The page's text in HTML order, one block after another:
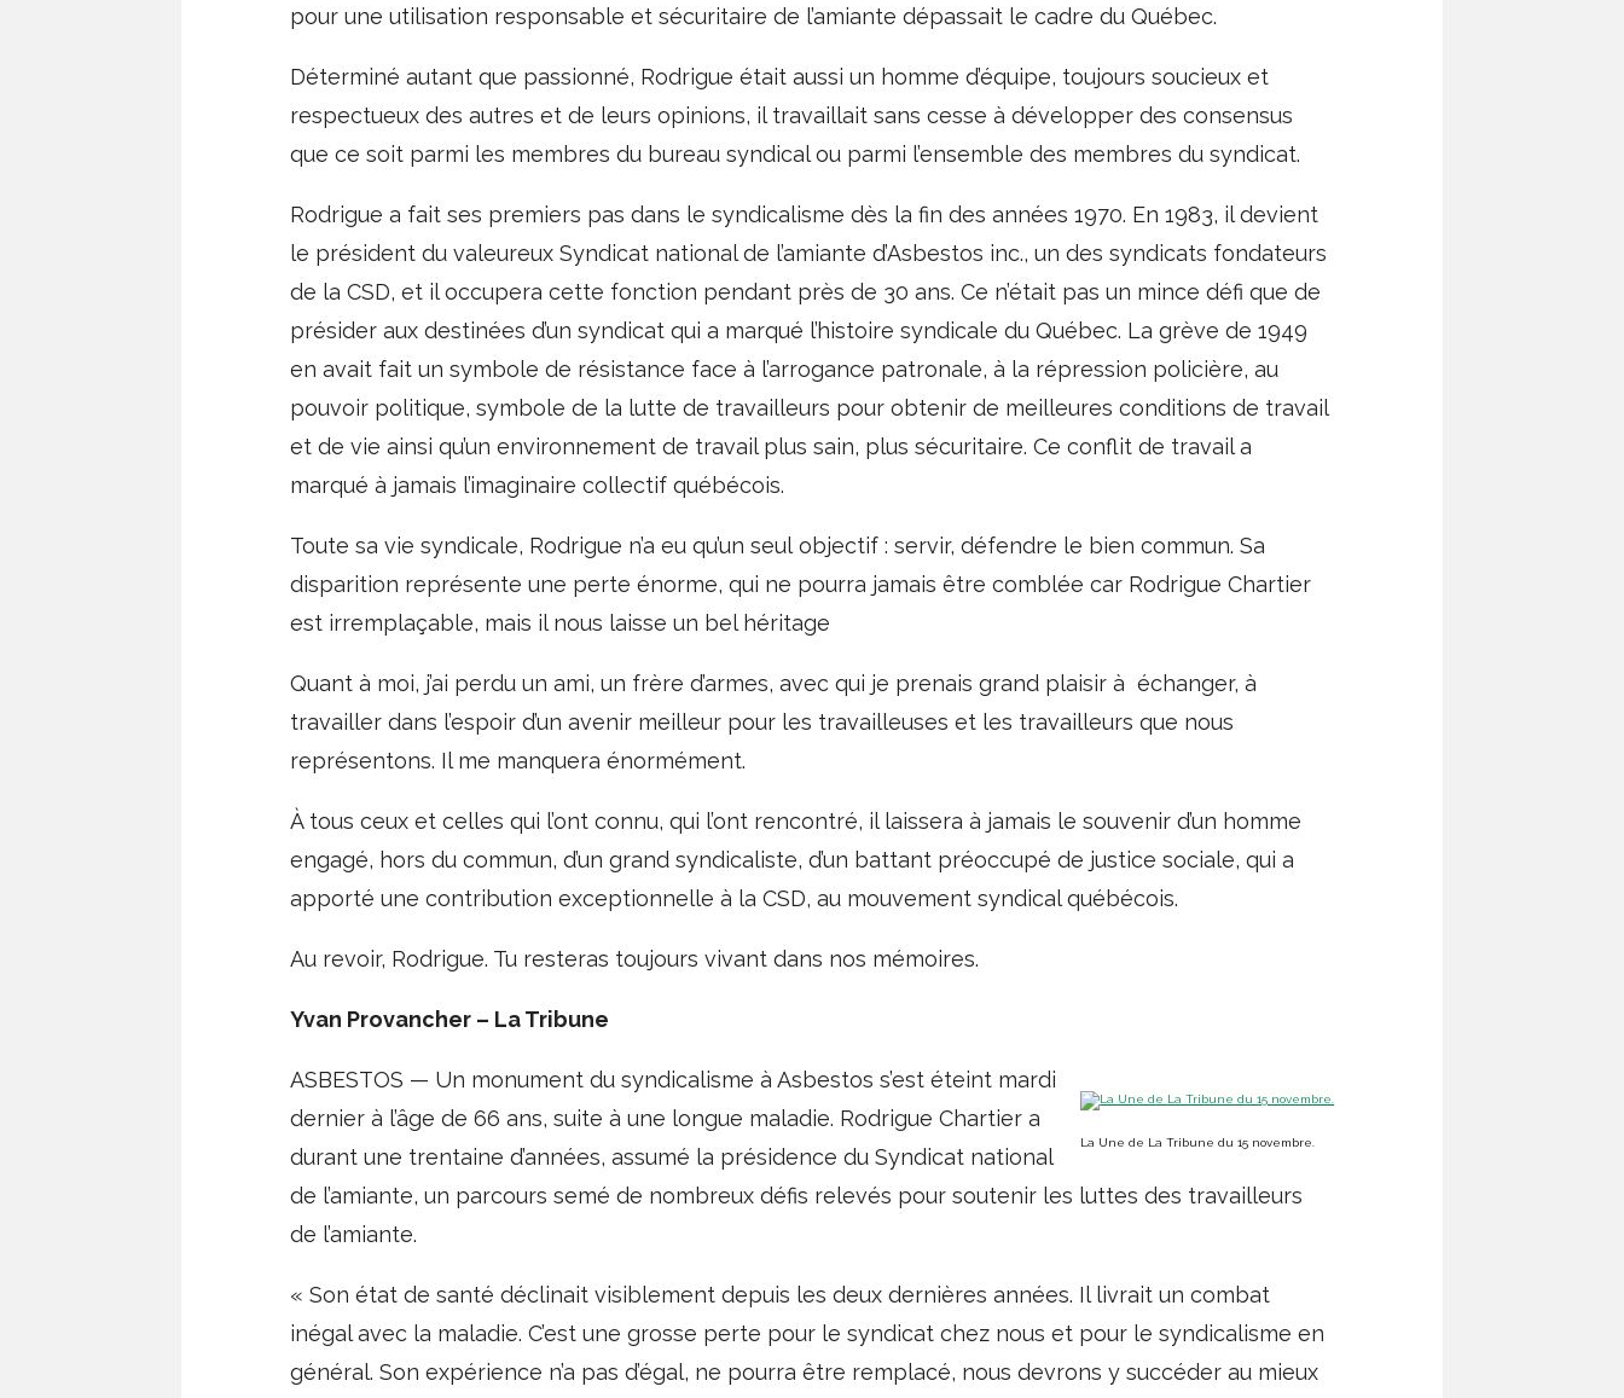
pour une utilisation responsable et sécuritaire de l’amiante dépassait le cadre du Québec.
Déterminé autant que passionné, Rodrigue était aussi un homme d’équipe, toujours soucieux et
respectueux des autres et de leurs opinions, il travaillait sans cesse à développer des consensus
que ce soit parmi les membres du bureau syndical ou parmi l’ensemble des membres du syndicat.
Rodrigue a fait ses premiers pas dans le syndicalisme dès la fin des années 1970. En 1983, il devient
le président du valeureux Syndicat national de l’amiante d’Asbestos inc., un des syndicats fondateurs
de la CSD, et il occupera cette fonction pendant près de 30 ans. Ce n’était pas un mince défi que de
présider aux destinées d’un syndicat qui a marqué l’histoire syndicale du Québec. La grève de 1949
en avait fait un symbole de résistance face à l’arrogance patronale, à la répression policière, au
pouvoir politique, symbole de la lutte de travailleurs pour obtenir de meilleures conditions de travail
et de vie ainsi qu’un environnement de travail plus sain, plus sécuritaire. Ce conflit de travail a
marqué à jamais l’imaginaire collectif québécois.
Toute sa vie syndicale, Rodrigue n’a eu qu’un seul objectif : servir, défendre le bien commun. Sa
disparition représente une perte énorme, qui ne pourra jamais être comblée car Rodrigue Chartier
est irremplaçable, mais il nous laisse un bel héritage
Quant à moi, j’ai perdu un ami, un frère d’armes, avec qui je prenais grand plaisir à échanger, à
travailler dans l’espoir d’un avenir meilleur pour les travailleuses et les travailleurs que nous
représentons. Il me manquera énormément.
À tous ceux et celles qui l’ont connu, qui l’ont rencontré, il laissera à jamais le souvenir d’un homme
engagé, hors du commun, d’un grand syndicaliste, d’un battant préoccupé de justice sociale, qui a
apporté une contribution exceptionnelle à la CSD, au mouvement syndical québécois.
Au revoir, Rodrigue. Tu resteras toujours vivant dans nos mémoires.
Yvan Provancher – La Tribune
La Une de La Tribune du 15 novembre.
ASBESTOS — Un monument du syndicalisme à Asbestos s’est éteint mardi
dernier à l’âge de 66 ans, suite à une longue maladie. Rodrigue Chartier a
durant une trentaine d’années, assumé la présidence du Syndicat national
de l’amiante, un parcours semé de nombreux défis relevés pour soutenir les luttes des travailleurs
de l’amiante.
« Son état de santé déclinait visiblement depuis les deux dernières années. Il livrait un combat
inégal avec la maladie. C’est une grosse perte pour le syndicat chez nous et pour le syndicalisme en
général. Son expérience n’a pas d’égal, ne pourra être remplacé, nous devrons y succéder au mieux